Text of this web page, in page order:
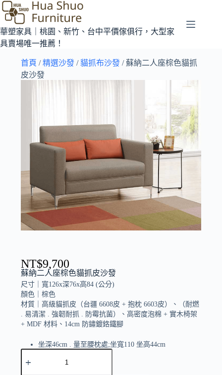
華塑家具｜桃園、新竹、台中平價傢俱行，大型家
具賣場唯一推薦！
首頁 /精選沙發/ 貓抓布沙發/ 蘇納二人座棕色貓抓
皮沙發
蘇納二人座棕色貓抓皮沙發
NT$9,700
尺寸｜ 寬126x深76x高84 (公分)
顏色｜ 棕色
材質｜ 高級貓抓皮（台疆 6608皮 + 抱枕 6603皮）、（耐燃
. 易清潔 . 強韌耐抓 . 防霉抗菌）、高密度泡棉 + 實木椅架
+ MDF 材料、14cm 防鏽鍍鉻鐵腳
坐深46cm . 量至腰枕處;坐寬110 坐高44cm